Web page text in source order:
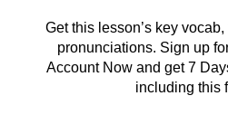
Get this lesson’s key
pronunciations. Sign up
Account Now and get 7
including this